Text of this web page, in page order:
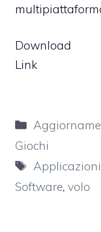
Download
Link
Categorie
Giochi
Tag
Applicazioni
Software, volo